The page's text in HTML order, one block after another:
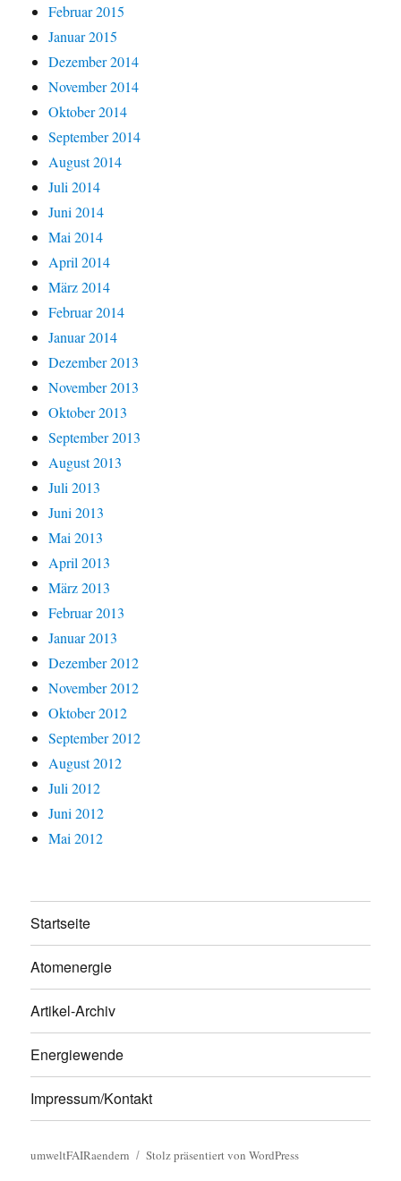
Februar 2015
Januar 2015
Dezember 2014
November 2014
Oktober 2014
September 2014
August 2014
Juli 2014
Juni 2014
Mai 2014
April 2014
März 2014
Februar 2014
Januar 2014
Dezember 2013
November 2013
Oktober 2013
September 2013
August 2013
Juli 2013
Juni 2013
Mai 2013
April 2013
März 2013
Februar 2013
Januar 2013
Dezember 2012
November 2012
Oktober 2012
September 2012
August 2012
Juli 2012
Juni 2012
Mai 2012
Startseite
Atomenergie
Artikel-Archiv
Energiewende
Impressum/Kontakt
umweltFAIRaendern Stolz präsentiert von WordPress